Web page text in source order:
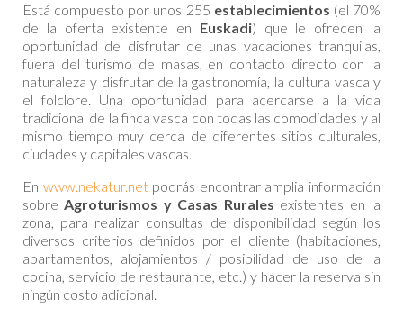
Está compuesto por unos 255 establecimientos (el 70%
de la oferta existente en Euskadi) que le ofrecen la
oportunidad de disfrutar de unas vacaciones tranquilas,
fuera del turismo de masas, en contacto directo con la
naturaleza y disfrutar de la gastronomía, la cultura vasca y
el folclore. Una oportunidad para acercarse a la vida
tradicional de la finca vasca con todas las comodidades y al
mismo tiempo muy cerca de diferentes sitios culturales,
ciudades y capitales vascas.
En www.nekatur.netpodrás encontrar amplia información
sobreAgroturismos y Casas Rurales existentes en la
zona, para realizar consultas de disponibilidad según los
diversos criterios definidos por el cliente (habitaciones,
apartamentos, alojamientos / posibilidad de uso de la
cocina, servicio de restaurante, etc.) y hacer la reserva sin
ningún costo adicional.